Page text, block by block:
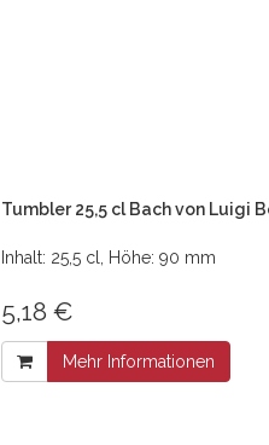
Tumbler 25,5 cl Bach von Luigi
Inhalt: 25,5 cl, Höhe: 90 mm
5,18 €
Mehr Informationen